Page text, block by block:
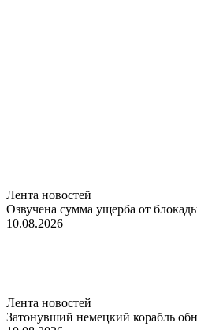
Лента новостей
Озвучена сумма ущерба от
10.08.2026
Лента новостей
Затонувший немецкий корабль